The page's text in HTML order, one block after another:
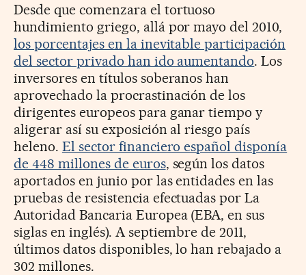
Desde que comenzara el tortuoso
hundimiento griego, allá por mayo del 2010,
los porcentajes en la inevitable participación
del sector privado han ido aumentando. Los
inversores en títulos soberanos han
aprovechado la procrastinación de los
dirigentes europeos para ganar tiempo y
aligerar así su exposición al riesgo país
heleno. El sector financiero español disponía
de 448 millones de euros, según los datos
aportados en junio por las entidades en las
pruebas de resistencia efectuadas por La
Autoridad Bancaria Europea (EBA, en sus
siglas en inglés). A septiembre de 2011,
últimos datos disponibles, lo han rebajado a
302 millones.